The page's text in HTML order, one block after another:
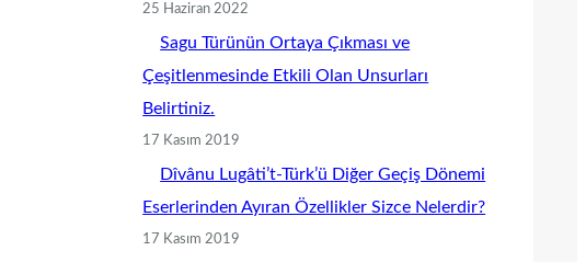
25 Haziran 2022
Sagu Türünün Ortaya Çıkması ve
Çeşitlenmesinde Etkili Olan Unsurları
Belirtiniz.
17 Kasım 2019
Dîvânu Lugâti’t-Türk’ü Diğer Geçiş Dönemi
Eserlerinden Ayıran Özellikler Sizce Nelerdir?
17 Kasım 2019